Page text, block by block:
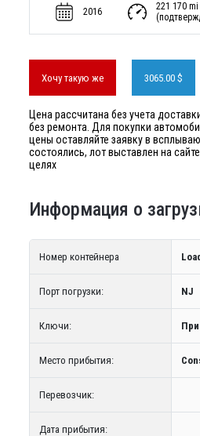
2016
221 170 mi
Хочу такую же 3065.00 $
Цена рассчитана без учета
без ремонта. Для покупки
цены оставляйте заявку в
состоялись, лот выставлен на
целях
Информация о
Номер контейнера
Порт погрузки: NJ
Ключи:
Место прибытия:
Перевозчик:
Дата прибытия: